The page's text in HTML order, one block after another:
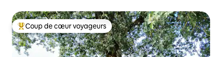
Coups de cœur voyageurs les plus appréciés
Coup de cœur voyageurs